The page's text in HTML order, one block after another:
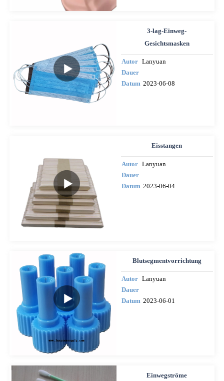
3-lag-Einweg-
Gesichtsmasken
Autor Lanyuan
Dauer
Datum 2023-06-08
Eisstangen
Autor Lanyuan
Dauer
Datum 2023-06-04
Blutsegmentvorrichtung
Autor Lanyuan
Dauer
Datum 2023-06-01
Einwegströme